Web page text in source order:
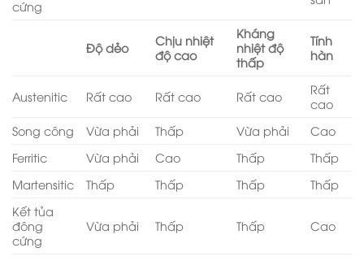
cứng
Độ dẻo
Chịu nhiệt
độ cao
Kháng
nhiệt độ
thấp
Tính
hàn
Austenitic Rất cao Rất cao Rất cao
Rất
cao
Song công
Vừa phải Thấp Vừa phải
Cao
Ferritic
Vừa phải Cao Thấp
Thấp
Martensitic
Thấp Thấp Thấp
Thấp
Kết tủa
đông
cứng
Vừa phải Thấp Thấp Cao